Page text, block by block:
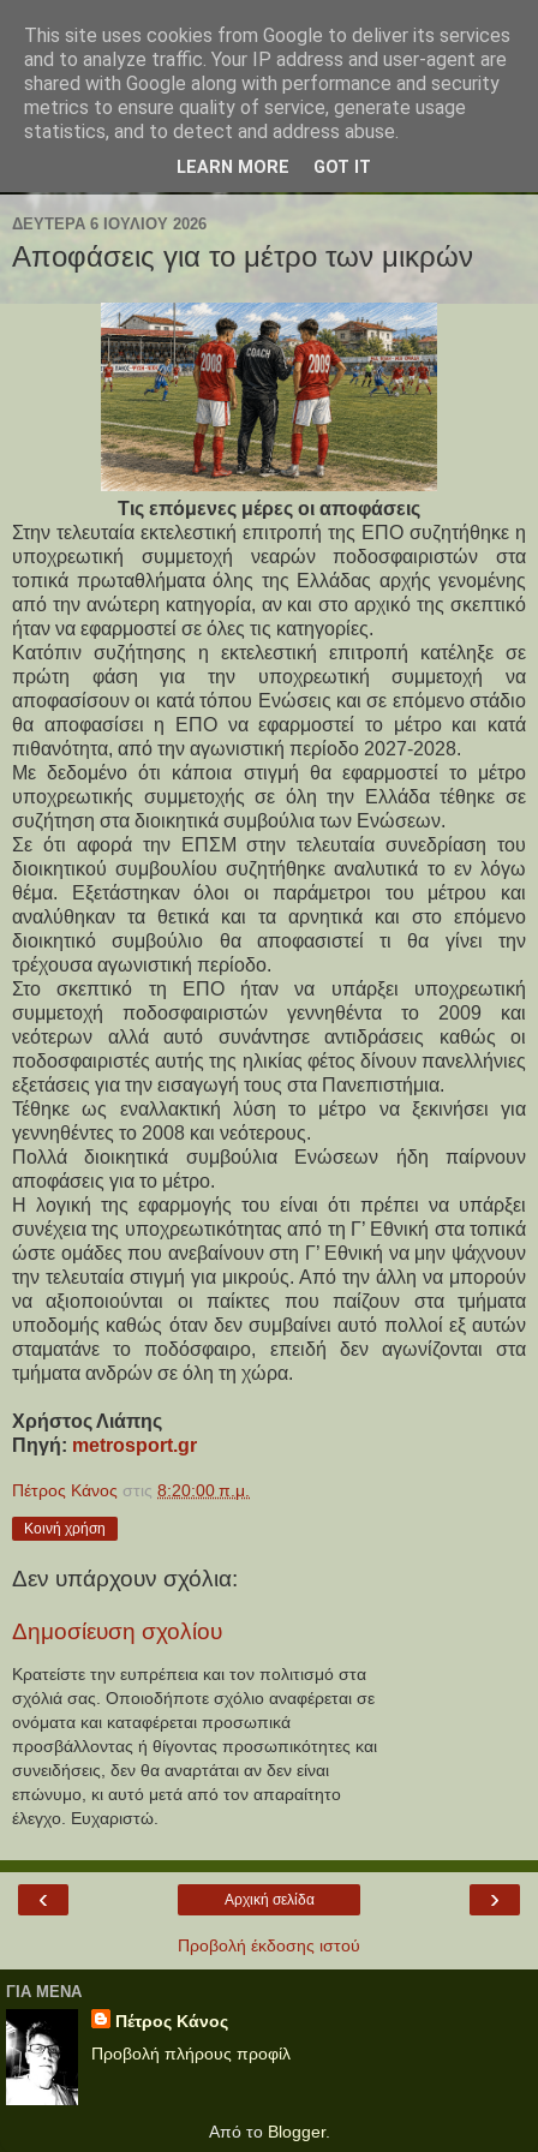
ΔΕΥΤΈΡΑ 6 ΙΟΥΛΊΟΥ 2026
Αποφάσεις για το μέτρο των μικρών
Τις επόμενες μέρες οι αποφάσεις
Στην τελευταία εκτελεστική επιτροπή της ΕΠΟ συζητήθηκε η
υποχρεωτική συμμετοχή νεαρών ποδοσφαιριστών στα
τοπικά πρωταθλήματα όλης της Ελλάδας αρχής γενομένης
από την ανώτερη κατηγορία, αν και στο αρχικό της σκεπτικό
ήταν να εφαρμοστεί σε όλες τις κατηγορίες.
Κατόπιν συζήτησης η εκτελεστική επιτροπή κατέληξε σε
πρώτη φάση για την υποχρεωτική συμμετοχή να
αποφασίσουν οι κατά τόπου Ενώσεις και σε επόμενο στάδιο
θα αποφασίσει η ΕΠΟ να εφαρμοστεί το μέτρο και κατά
πιθανότητα, από την αγωνιστική περίοδο 2027-2028.
Με δεδομένο ότι κάποια στιγμή θα εφαρμοστεί το μέτρο
υποχρεωτικής συμμετοχής σε όλη την Ελλάδα τέθηκε σε
συζήτηση στα διοικητικά συμβούλια των Ενώσεων.
Σε ότι αφορά την ΕΠΣΜ στην τελευταία συνεδρίαση του
διοικητικού συμβουλίου συζητήθηκε αναλυτικά το εν λόγω
θέμα. Εξετάστηκαν όλοι οι παράμετροι του μέτρου και
αναλύθηκαν τα θετικά και τα αρνητικά και στο επόμενο
διοικητικό συμβούλιο θα αποφασιστεί τι θα γίνει την
τρέχουσα αγωνιστική περίοδο.
Στο σκεπτικό τη ΕΠΟ ήταν να υπάρξει υποχρεωτική
συμμετοχή ποδοσφαιριστών γεννηθέντα το 2009 και
νεότερων αλλά αυτό συνάντησε αντιδράσεις καθώς οι
ποδοσφαιριστές αυτής της ηλικίας φέτος δίνουν πανελλήνιες
εξετάσεις για την εισαγωγή τους στα Πανεπιστήμια.
Τέθηκε ως εναλλακτική λύση το μέτρο να ξεκινήσει για
γεννηθέντες το 2008 και νεότερους.
Πολλά διοικητικά συμβούλια Ενώσεων ήδη παίρνουν
αποφάσεις για το μέτρο.
Η λογική της εφαρμογής του είναι ότι πρέπει να υπάρξει
συνέχεια της υποχρεωτικότητας από τη Γ’ Εθνική στα τοπικά
ώστε ομάδες που ανεβαίνουν στη Γ’ Εθνική να μην ψάχνουν
την τελευταία στιγμή για μικρούς. Από την άλλη να μπορούν
να αξιοποιούνται οι παίκτες που παίζουν στα τμήματα
υποδομής καθώς όταν δεν συμβαίνει αυτό πολλοί εξ αυτών
σταματάνε το ποδόσφαιρο, επειδή δεν αγωνίζονται στα
τμήματα ανδρών σε όλη τη χώρα.
Χρήστος Λιάπης
Πηγή: metrosport.gr
Πέτρος Κάνος στις 8:20:00 π.μ.
Κοινή χρήση
Δεν υπάρχουν σχόλια:
Δημοσίευση σχολίου
Κρατείστε την ευπρέπεια και τον πολιτισμό στα
σχόλιά σας. Οποιοδήποτε σχόλιο αναφέρεται σε
ονόματα και καταφέρεται προσωπικά
προσβάλλοντας ή θίγοντας προσωπικότητες και
συνειδήσεις, δεν θα αναρτάται αν δεν είναι
επώνυμο, κι αυτό μετά από τον απαραίτητο
έλεγχο. Ευχαριστώ.
‹ ›
Αρχική σελίδα
Προβολή έκδοσης ιστού
ΓΙΑ ΜΕΝΑ
Πέτρος Κάνος
Προβολή πλήρους προφίλ
Από το Blogger.
This site uses cookies from Google to deliver its services
and to analyze traffic. Your IP address and user-agent are
shared with Google along with performance and security
metrics to ensure quality of service, generate usage
statistics, and to detect and address abuse.
LEARN MORE GOT IT